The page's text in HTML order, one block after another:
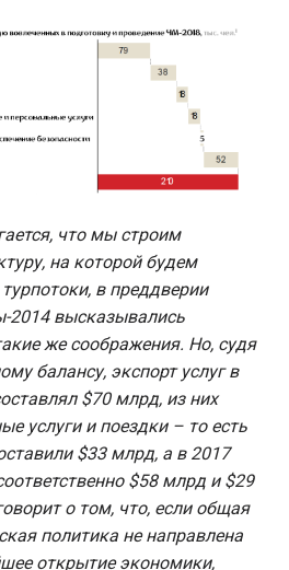
что мы строим
на которой будем
в преддверии
2014 высказывались
же соображения. Но, судя
балансу, экспорт услуг в
$70 млрд, из них
услуги и поездки – то есть
$33 млрд, а в 2017
$58 млрд и $29
о том, что, если общая
политика не направлена
открытие экономики,